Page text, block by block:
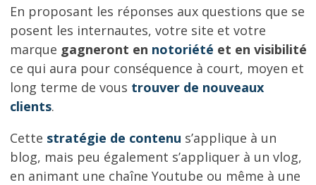
En proposant les réponses aux questions que se
posent les internautes, votre site et votre
marque gagneront en notoriété et en visibilité
ce qui aura pour conséquence à court, moyen et
long terme de vous trouver de nouveaux
clients.
Cette stratégie de contenu s’applique à un
blog, mais peu également s’appliquer à un vlog,
en animant une chaîne Youtube ou même à une